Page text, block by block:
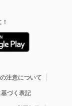
注意について
づく表記